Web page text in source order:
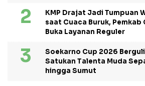
KMP Drajat Jadi Tumpuan
saat Cuaca Buruk, Pemkab
Buka Layanan Reguler
Soekarno Cup 2026
Satukan Talenta Muda
hingga Sumut